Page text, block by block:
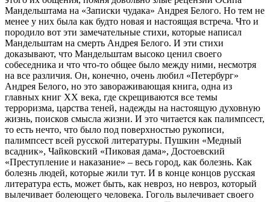
Мандельштама на «Записки чудака» Андрея Белого. Но тем не
менее у них была как будто новая и настоящая встреча. Что и
породило вот эти замечательные стихи, которые написал
Мандельштам на смерть Андрея Белого. И эти стихи
доказывают, что Мандельштам высоко ценил своего
собеседника и что что-то общее было между ними, несмотря
на все различия. Он, конечно, очень любил «Петербург»
Андрея Белого, но это завораживающая книга, одна из
главных книг ХХ века, где скрещиваются все темы
терроризма, царства теней, надежды на настоящую духовную
жизнь, поисков смысла жизни. И это читается как палимпсест,
то есть нечто, что было под поверхностью рукописи,
палимпсест всей русской литературы. Пушкин «Медный
всадник», Чайковский «Пиковая дама», Достоевский
«Преступление и наказание» – весь город, как болезнь. Как
болезнь людей, которые жили тут. И в конце концов русская
литература есть, может быть, как невроз, но невроз, который
вылечивает болеющего человека. Гоголь вылечивает своего